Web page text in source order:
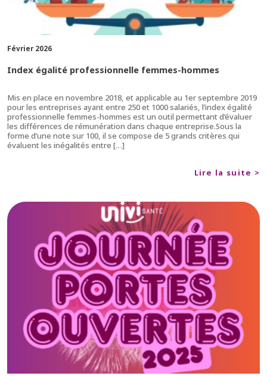
Février 2026
Index égalité professionnelle femmes-hommes
Mis en place en novembre 2018, et applicable au 1er septembre 2019
pour les entreprises ayant entre 250 et 1000 salariés, l’index égalité
professionnelle femmes-hommes est un outil permettant d’évaluer
les différences de rémunération dans chaque entreprise.Sous la
forme d’une note sur 100, il se compose de 5 grands critères qui
évaluent les inégalités entre […]
Lire la suite >